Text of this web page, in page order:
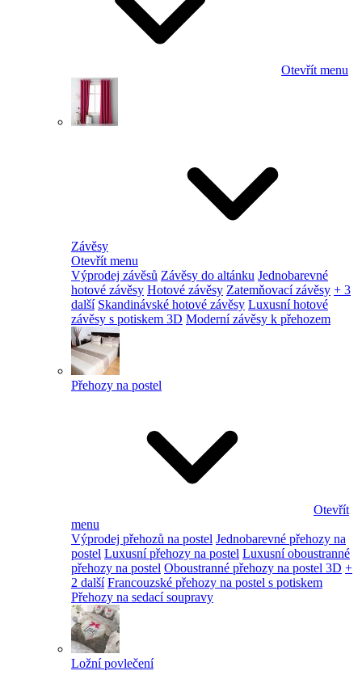
Otevřít menu
Závěsy
Otevřít menu
Výprodej závěsů Závěsy do altánku Jednobarevné
hotové závěsy Hotové závěsy Zatemňovací závěsy + 3
další Skandinávské hotové závěsy Luxusní hotové
závěsy s potiskem 3D Moderní závěsy k přehozem
Přehozy na postel
Otevřít
menu
Výprodej přehozů na postel Jednobarevné přehozy na
postel Luxusní přehozy na postel Luxusní oboustranné
přehozy na postel Oboustranné přehozy na postel 3D +
2 další Francouzské přehozy na postel s potiskem
Přehozy na sedací soupravy
Ložní povlečení